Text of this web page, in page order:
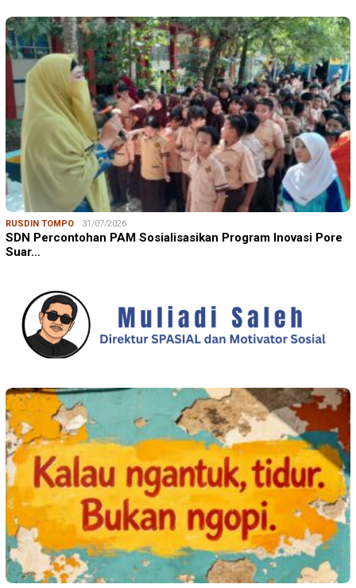
RUSDIN TOMPO 31/07/2026
SDN Percontohan PAM Sosialisasikan Program Inovasi Pore
Suar…